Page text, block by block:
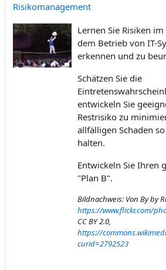
Risikomanagement
Lernen Sie Risiken
dem Betrieb von IT-
erkennen und zu
Schätzen Sie die
entwickeln Sie
Restrisiko zu
allfälligen Schaden
halten.
Entwickeln Sie Ihren
"Plan B".
Bildnachweis: Von By by
https://www.flickr.com/
CC BY 2.0,
https://
curid=2792523